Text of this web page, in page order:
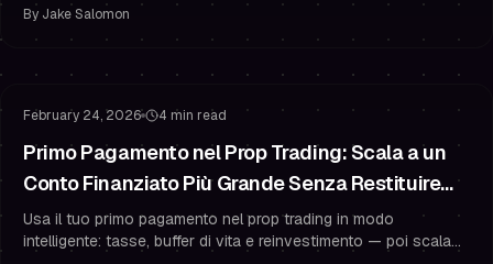
By Jake Salomon
February 24, 2026 4 min read
Primo Pagamento nel Prop Trading: Scala a un
Conto Finanziato Più Grande Senza Restituire
Tutto
Usa il tuo primo pagamento nel prop trading in modo
intelligente: tasse, buffer di vita e reinvestimento — poi scala